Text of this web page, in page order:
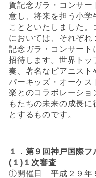
賀記念ガラ・コンサー
意し、将来を担う小学
ことといたしました。
においては、それぞれ
記念ガラ・コンサート
招待します。世界トッ
奏、著名なピアニスト
パーキッズ・オーケス
楽とのコラボレーショ
もたちの未来の成長
とするものです。
１．第９回神戸国際
(１) １次審査
①開催日 平成２９年